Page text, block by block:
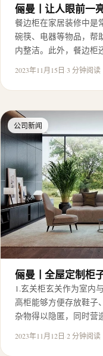
俪曼丨让人眼前一
餐边柜在家居装修中是
碗筷、电器等物品，帮
内整洁。此外，餐边
2023年11月15日·3 分钟阅读
公司新闻
俪曼丨全屋定制柜
1.玄关柜玄关作为室内
高柜能够方便存放鞋子
杂物得以隐匿，同时
2023年11月12日·2 分钟阅读